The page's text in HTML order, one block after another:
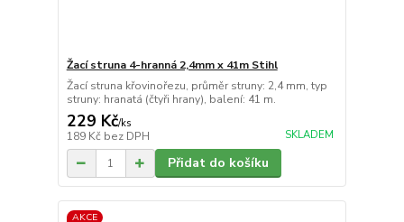
Žací struna 4-hranná 2,4mm x 41m Stihl
Žací struna křovinořezu, průměr struny: 2,4 mm, typ
struny: hranatá (čtyři hrany), balení: 41 m.
229 Kč/ks
189 Kč bez DPH SKLADEM
Přidat do košíku
AKCE